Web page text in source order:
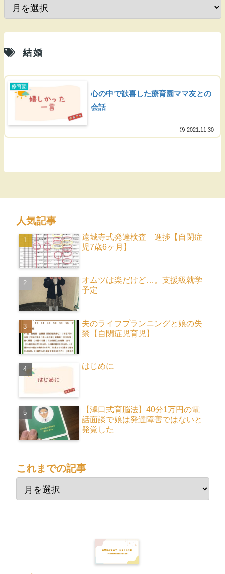
結婚
療育園
心の中で歓喜した療育園ママ友との
会話
2021.11.30
人気記事
遠城寺式発達検査 進捗【自閉症
児7歳6ヶ月】
オムツは楽だけど…。支援級就学
予定
夫のライフプランニングと娘の失
禁【自閉症児育児】
はじめに
【澤口式育脳法】40分1万円の電
話面談で娘は発達障害ではないと
発覚した
これまでの記事